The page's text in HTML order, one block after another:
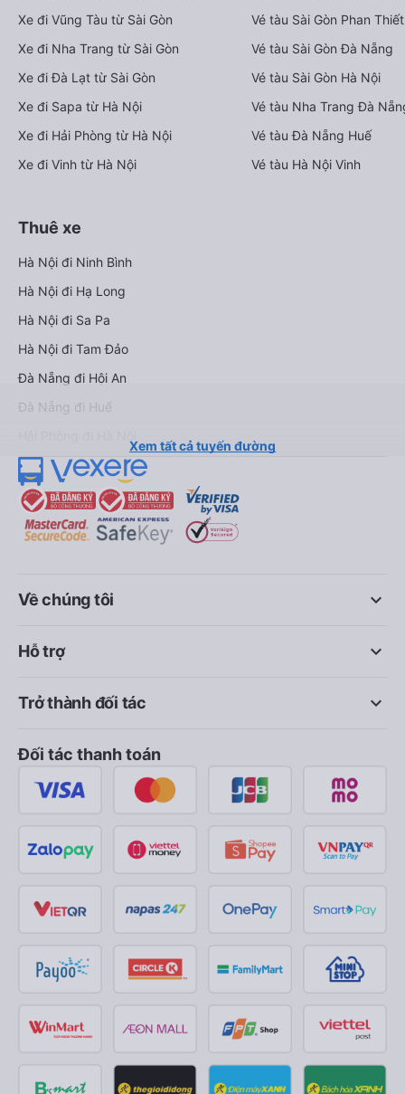
Xe đi Vũng Tàu từ Sài Gòn
Xe đi Nha Trang từ Sài Gòn
Xe đi Đà Lạt từ Sài Gòn
Xe đi Sapa từ Hà Nội
Xe đi Hải Phòng từ Hà Nội
Xe đi Vinh từ Hà Nội
Vé tàu Sài Gòn Phan Thiết
Vé tàu Sài Gòn Đà Nẵng
Vé tàu Sài Gòn Hà Nội
Vé tàu Nha Trang Đà
Vé tàu Đà Nẵng Huế
Vé tàu Hà Nội Vinh
Thuê xe
Hà Nội đi Ninh Bình
Hà Nội đi Hạ Long
Hà Nội đi Sa Pa
Hà Nội đi Tam Đảo
Đà Nẵng đi Hội An
Đà Nẵng đi Huế
Xem tất cả tuyến đường
keyboard_arrow_down
Về chúng tôi
keyboard_arrow_down
Hỗ trợ
keyboard_arrow_down
Trở thành đối tác
Đối tác thanh toán